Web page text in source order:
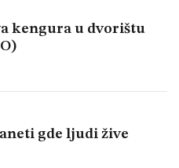
kengura u dvorištu
gde ljudi žive